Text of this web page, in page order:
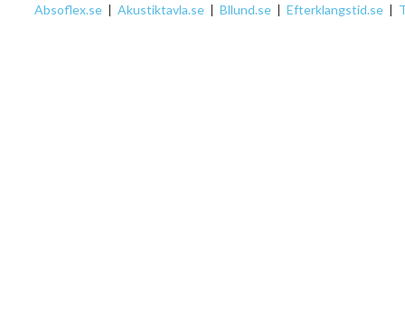
Absoflex.se | Akustiktavla.se | Bllund.se | Efterklangstid.se |